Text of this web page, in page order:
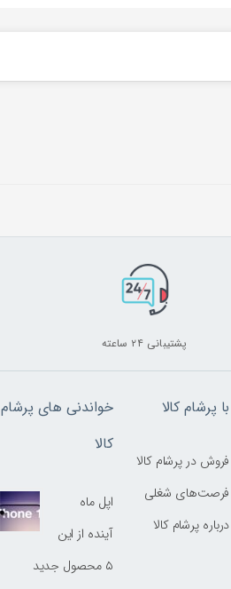
پشتیبانی ۲۴ ساعته
با پرشام کالا
فروش در پرشام کالا
فرصت‌های شغلی
درباره پرشام کالا
خواندنی های پرشام
کالا
اپل ماه
آینده از این
۵ محصول جدید